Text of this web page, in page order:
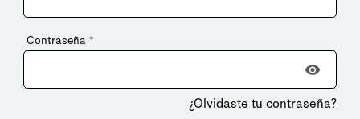
Contraseña *
¿Olvidaste tu contraseña?